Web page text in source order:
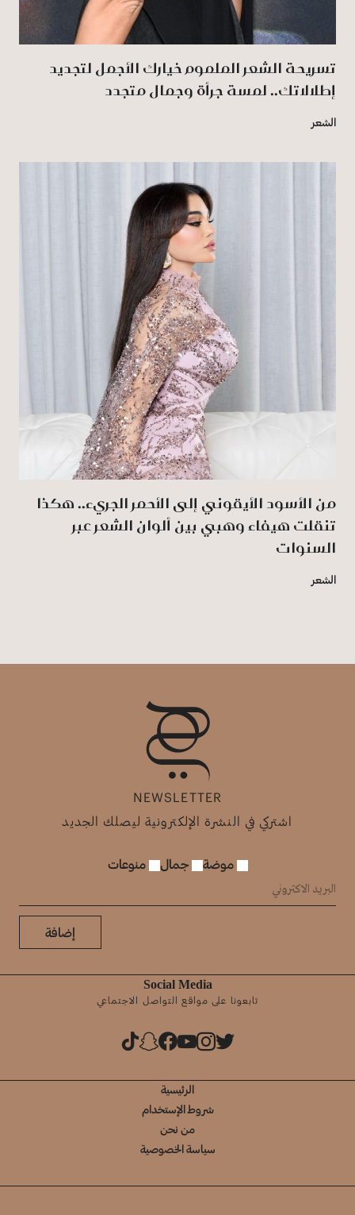
تسريحة الشعر الملموم خيارك الأجمل لتجديد
إطلالاتك.. لمسة جرأة وجمال متجدد
الشعر
من الأسود الأيقوني إلى الأحمر الجريء.. هكذا
تنقلت هيفاء وهبي بين ألوان الشعر عبر
السنوات
الشعر
NEWSLETTER
اشتركي في النشرة الإلكترونية ليصلك الجديد
موضة جمال منوعات
إضافة
Social Media
تابعونا على مواقع التواصل الاجتماعي
الرئيسية
شروط الإستخدام
من نحن
سياسة الخصوصية